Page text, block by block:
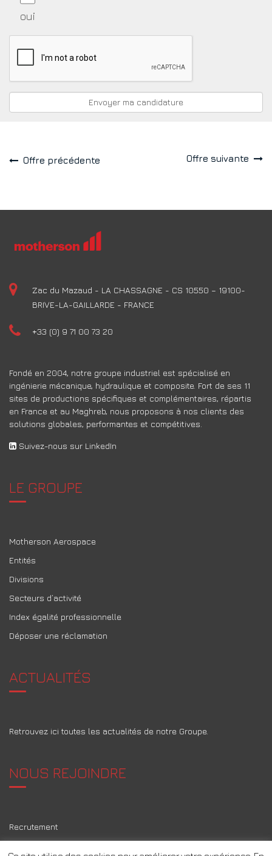
oui
Offre précédente Offre suivante
Zac du Mazaud - LA CHASSAGNE - CS 10550 – 19100-
BRIVE-LA-GAILLARDE - FRANCE
+33 (0) 9 71 00 73 20
Fondé en 2004, notre groupe industriel est spécialisé en
ingénierie mécanique, hydraulique et composite. Fort de ses 11
sites de productions spécifiques et complémentaires, répartis
en France et au Maghreb, nous proposons à nos clients des
solutions globales, performantes et compétitives.
Suivez-nous sur LinkedIn
LE GROUPE
Motherson Aerospace
Entités
Divisions
Secteurs d’activité
Index égalité professionnelle
Déposer une réclamation
ACTUALITÉS
Retrouvez ici toutes les actualités de notre Groupe.
NOUS REJOINDRE
Recrutement